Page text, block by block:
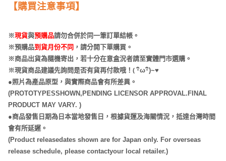
【購買注意事項】
※現貨與預購品請勿合併於同一筆訂單結帳。
※預購品到貨月份不同 ，請分開下單購買。
※商品出貨為隨機寄出，若十分在意盒況者請至實體門市選購。
※現貨商品建議先詢問是否有貨再付款哦！ ( ･ω･)~♥
●照片為產品原型，與實際商品會有所差異。
(PROTOTYPESSHOWN,PENDING LICENSOR APPROVAL.FINAL
PRODUCT MAY VARY. )
●商品發售日期為日本當地發售日，根據貨運及海關情況，抵達台灣時間
會有所延遲。
(Product releasedates shown are for Japan only. For overseas
release schedule, please contactyour local retailer.)